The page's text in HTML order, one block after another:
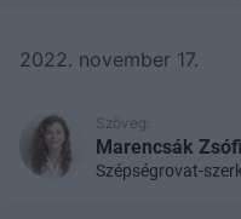
2022. november 17.
Szöveg:
Marencsák
Szépségrovat-